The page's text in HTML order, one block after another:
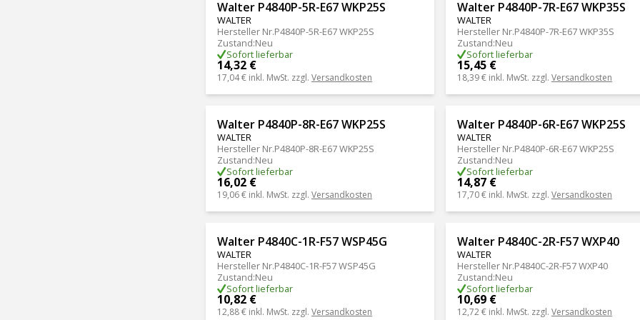
Walter P4840P-5R-E67 WKP25S
WALTER
Hersteller Nr.P4840P-5R-E67 WKP25S
Zustand:Neu
Sofort lieferbar
14,32 €
17,04 € inkl. MwSt. zzgl. Versandkosten
Walter P4840P-7R-E67 WKP35S
WALTER
Hersteller Nr.P4840P-7R-E67 WKP35S
Zustand:Neu
Sofort lieferbar
15,45 €
18,39 € inkl. MwSt. zzgl. Versandkosten
Walter P4840P-8R-E67 WKP25S
WALTER
Hersteller Nr.P4840P-8R-E67 WKP25S
Zustand:Neu
Sofort lieferbar
16,02 €
19,06 € inkl. MwSt. zzgl. Versandkosten
Walter P4840P-6R-E67 WKP25S
WALTER
Hersteller Nr.P4840P-6R-E67 WKP25S
Zustand:Neu
Sofort lieferbar
14,87 €
17,70 € inkl. MwSt. zzgl. Versandkosten
Walter P4840C-1R-F57 WSP45G
WALTER
Hersteller Nr.P4840C-1R-F57 WSP45G
Zustand:Neu
Sofort lieferbar
10,82 €
12,88 € inkl. MwSt. zzgl. Versandkosten
Walter P4840C-2R-F57 WXP40
WALTER
Hersteller Nr.P4840C-2R-F57 WXP40
Zustand:Neu
Sofort lieferbar
10,69 €
12,72 € inkl. MwSt. zzgl. Versandkosten